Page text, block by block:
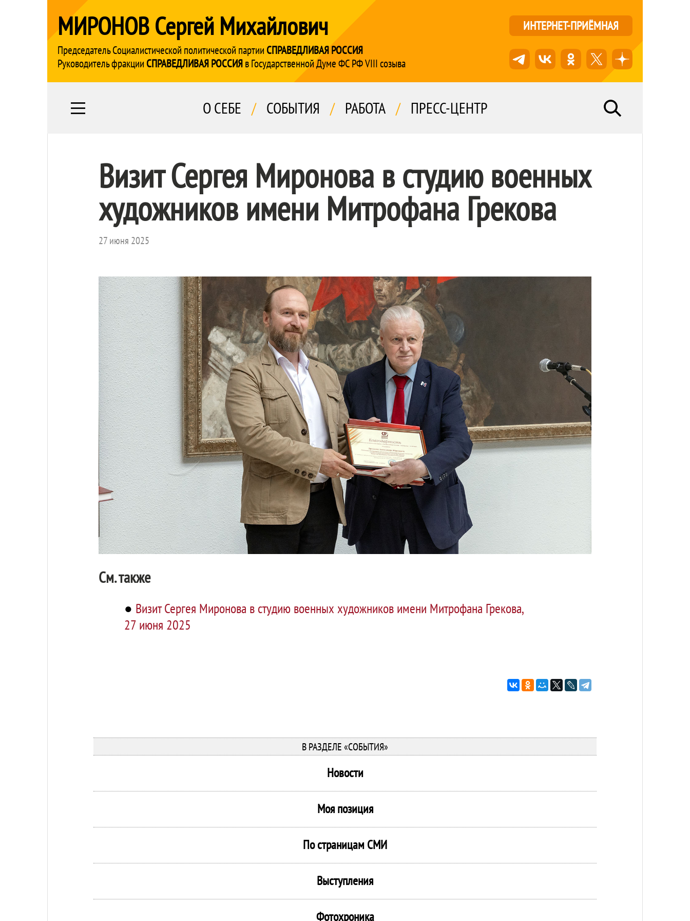
МИРОНОВ Сергей Михайлович
Председатель Социалистической политической партии СПРАВЕДЛИВАЯ РОССИЯ
Руководитель фракции СПРАВЕДЛИВАЯ РОССИЯв Государственной Думе ФС РФ VIII созыва
ИНТЕРНЕТ-ПРИЁМНАЯ
О СЕБЕ / СОБЫТИЯ / РАБОТА / ПРЕСС-ЦЕНТР
Визит Сергея Миронова в студию военных
художников имени Митрофана Грекова
27 июня 2025
См. также
● Визит Сергея Миронова в студию военных художников имени Митрофана Грекова,
27 июня 2025
В РАЗДЕЛЕ «СОБЫТИЯ»
Новости
Моя позиция
По страницам СМИ
Выступления
Фотохроника